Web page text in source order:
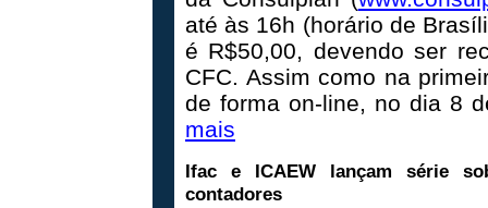
até às 16h (horário de
é R$50,00, devendo ser
CFC. Assim como na
de forma on-line, no dia 8
mais
Ifac e ICAEW lançam série
contadores